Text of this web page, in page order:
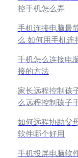
控手机怎么弄
手机连接电脑最
么 如何用手机连
手机怎么连接电
接的方法
家长远程控制孩
么远程控制孩子
如何远程协助父
软件哪个好用
手机投屏电脑软